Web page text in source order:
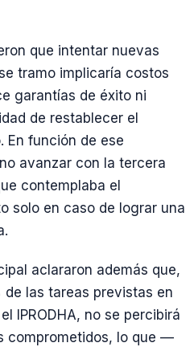
que intentar nuevas
tramo implicaría costos
garantías de éxito ni
de restablecer el
En función de ese
avanzar con la tercera
contemplaba el
solo en caso de lograr una
aclararon además que,
las tareas previstas en
IPRODHA, no se percibirá
comprometidos, lo que —